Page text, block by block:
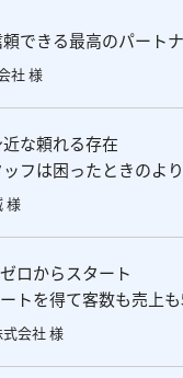
できる最高のパート
社 様
な頼れる存在
フは困ったときのよ
様
ロからスタート
トを得て客数も売上
会社 様